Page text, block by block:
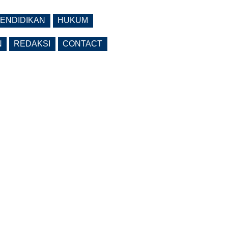
HUKUM
REDAKSI CONTACT